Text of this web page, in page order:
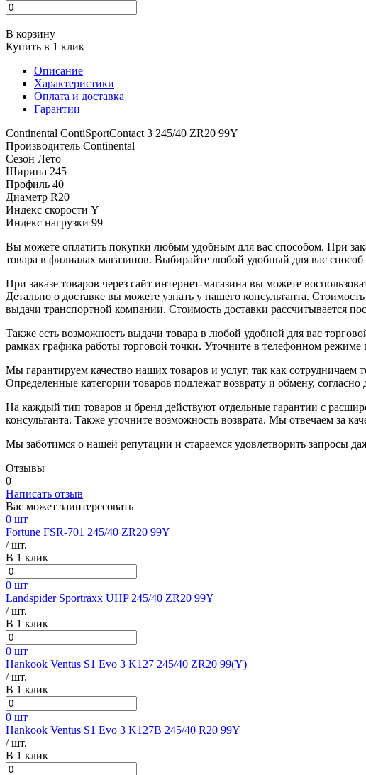
+
В корзину
Купить в 1 клик
Описание
Характеристики
Оплата и доставка
Гарантии
Continental ContiSportContact 3 245/40 ZR20 99Y
Производитель Continental
Сезон Лето
Ширина 245
Профиль 40
Диаметр R20
Индекс скорости Y
Индекс нагрузки 99
Вы можете оплатить покупки любым удобным для вас способом. При
товара в филиалах магазинов. Выбирайте любой удобный для вас
При заказе товаров через сайт интернет-магазина вы можете
Детально о доставке вы можете узнать у нашего консультанта.
выдачи транспортной компании. Стоимость доставки рассчитывается
Также есть возможность выдачи товара в любой удобной для вас
рамках графика работы торговой точки. Уточните в телефонном режиме
Мы гарантируем качество наших товаров и услуг, так как
Определенные категории товаров подлежат возврату и обмену, согласно
На каждый тип товаров и бренд действуют отдельные гарантии с
консультанта. Также уточните возможность возврата. Мы отвечаем за
Мы заботимся о нашей репутации и стараемся удовлетворить запросы
Отзывы
0
Написать отзыв
Вас может заинтересовать
0 шт
Fortune FSR-701 245/40 ZR20 99Y
/ шт.
В 1 клик
0 шт
Landspider Sportraxx UHP 245/40 ZR20 99Y
/ шт.
В 1 клик
0 шт
Hankook Ventus S1 Evo 3 K127 245/40 ZR20 99(Y)
/ шт.
В 1 клик
0 шт
Hankook Ventus S1 Evo 3 K127B 245/40 R20 99Y
/ шт.
В 1 клик